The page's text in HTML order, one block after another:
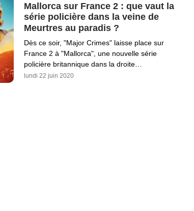
Mallorca sur France 2 : que vaut la
série policière dans la veine de
Meurtres au paradis ?
Dès ce soir, "Major Crimes" laisse place sur
France 2 à "Mallorca", une nouvelle série
policière britannique dans la droite…
lundi 22 juin 2020